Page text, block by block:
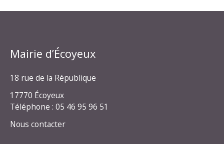
Mairie d’Écoyeux
18 rue de la République
17770 Écoyeux
Téléphone : 05 46 95 96 51
Nous contacter